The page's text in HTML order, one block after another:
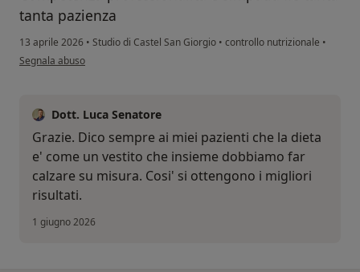
tanta pazienza
13 aprile 2026 • Studio di Castel San Giorgio • controllo nutrizionale •
secondo l'opinione dell'utente Teresa
Segnala abuso
Dott. Luca Senatore
Grazie. Dico sempre ai miei pazienti che la dieta
e' come un vestito che insieme dobbiamo far
calzare su misura. Cosi' si ottengono i migliori
risultati.
1 giugno 2026